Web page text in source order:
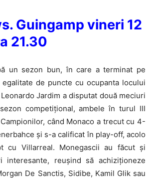
Guingamp vineri 12
21.30
un sezon bun, în care a terminat pe
de puncte cu ocupanta locului
Jardim a disputat două meciuri
competițional, ambele în turul III
când Monaco a trecut cu 4-
și s-a calificat în play-off, acolo
cu Villarreal. Monegascii au făcut și
interesante, reușind să achiziționeze
De Sanctis, Sidibe, Kamil Glik sau